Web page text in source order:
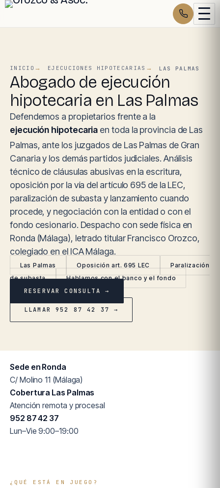
INICIO EJECUCIONES HIPOTECARIAS LAS PALMAS
Abogado de ejecución
hipotecaria en Las Palmas
Defendemos a propietarios frente a la
ejecución hipotecaria en toda la provincia de Las
Palmas, ante los juzgados de Las Palmas de Gran
Canaria y los demás partidos judiciales. Análisis
técnico de cláusulas abusivas en la escritura,
oposición por la vía del artículo 695 de la LEC,
paralización de subasta y lanzamiento cuando
procede, y negociación con la entidad o con el
fondo cesionario. Despacho con sede física en
Ronda (Málaga), letrado titular Francisco Orozco,
colegiado en el ICA Málaga.
Las Palmas Oposición art. 695 LEC
Paralización
de subasta
Hablamos con el banco y el fondo
RESERVAR CONSULTA →
LLAMAR 952 87 42 37 →
Sede en Ronda
C/ Molino 11 (Málaga)
Cobertura Las Palmas
Atención remota y procesal
952 87 42 37
Lun–Vie 9:00–19:00
¿QUÉ ESTÁ EN JUEGO?